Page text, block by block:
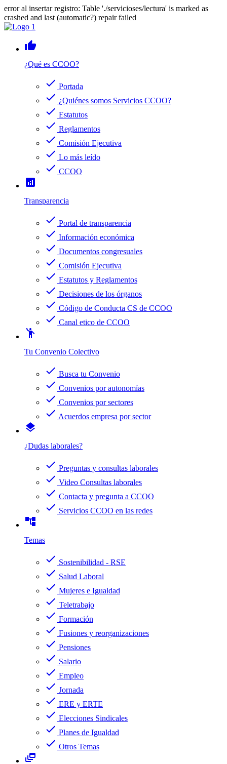
error al insertar registro: Table './servicioses/lectura' is marked as
crashed and last (automatic?) repair failed
thumb_up
¿Qué es CCOO?
check Portada
check ¿Quiénes somos Servicios CCOO?
check Estatutos
check Reglamentos
check Comisión Ejecutiva
check Lo más leído
check CCOO
analytics
Transparencia
check Portal de transparencia
check Información económica
check Documentos congresuales
check Comisión Ejecutiva
check Estatutos y Reglamentos
check Decisiones de los órganos
check Código de Conducta CS de CCOO
check Canal etico de CCOO
emoji_people
Tu Convenio Colectivo
check Busca tu Convenio
check Convenios por autonomías
check Convenios por sectores
check Acuerdos empresa por sector
layers
¿Dudas laborales?
check Preguntas y consultas laborales
check Video Consultas laborales
check Contacta y pregunta a CCOO
check Servicios CCOO en las redes
account_tree
Temas
check Sostenibilidad - RSE
check Salud Laboral
check Mujeres e Igualdad
check Teletrabajo
check Formación
check Fusiones y reorganizaciones
check Pensiones
check Salario
check Empleo
check Jornada
check ERE y ERTE
check Elecciones Sindicales
check Planes de Igualdad
check Otros Temas
dynamic_feed